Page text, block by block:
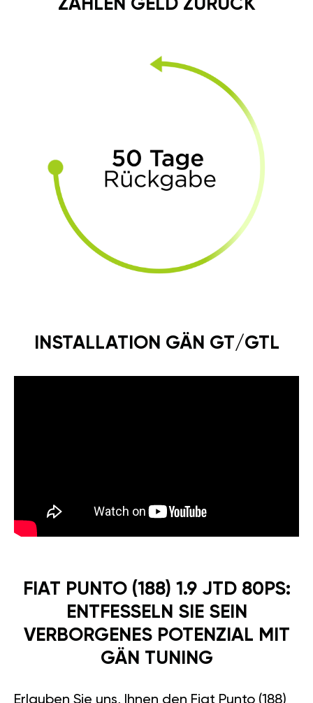
ZAHLEN GELD ZURÜCK
INSTALLATION GÄN GT/GTL
FIAT PUNTO (188) 1.9 JTD 80PS:
ENTFESSELN SIE SEIN
VERBORGENES POTENZIAL MIT
GÄN TUNING